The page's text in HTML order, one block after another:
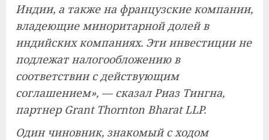
Индии, а также на французские компании,
владеющие миноритарной долей в
индийских компаниях. Эти инвестиции не
подлежат налогообложению в
соответствии с действующим
соглашением», — сказал Риаз Тингна,
партнер Grant Thornton Bharat LLP.
Один чиновник, знакомый с ходом